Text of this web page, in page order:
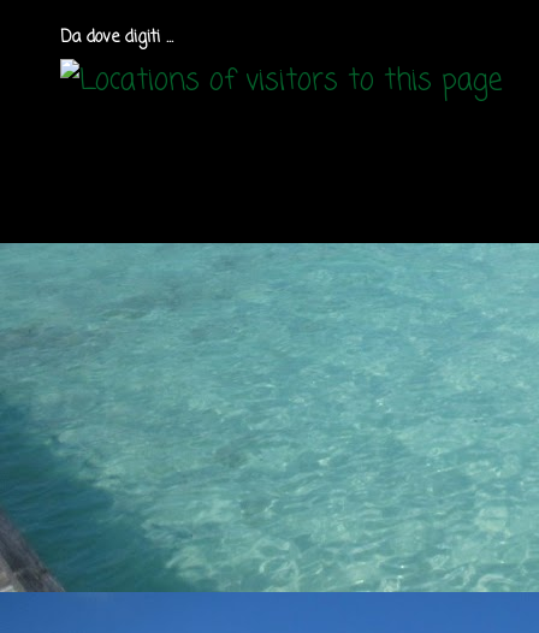
Da dove digiti ...